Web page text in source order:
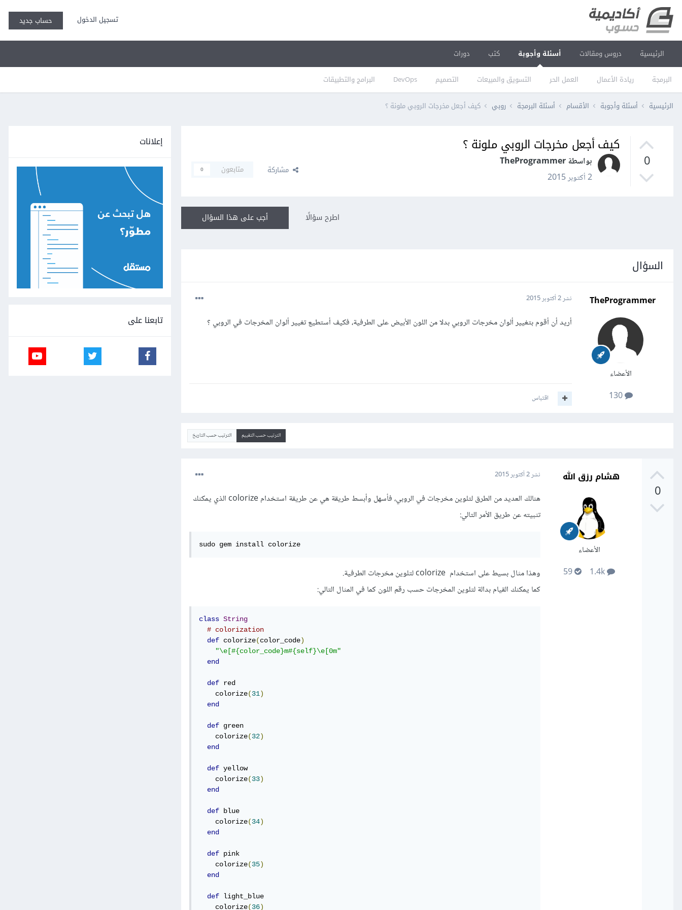
تسجيل الدخول حساب جديد
الرئيسية دروس ومقالات أسئلة وأجوبة
البرمجة ريادة الأعمال العمل الحر التسويق والمبيعات التصميم DevOps البرامج والتطبيقات
كتب دورات
الرئيسية أسئلة وأجوبة الأقسام أسئلة البرمجة روبي كيف أجعل مخرجات الروبي ملونة ؟
0
كيف أجعل مخرجات الروبي ملونة ؟
بواسطة TheProgrammer
2 أكتوبر 2015
مشاركة متابعون 0
أجب على هذا السؤال اطرح سؤالًا
السؤال
TheProgrammer
الأعضاء
130
نشر2 أكتوبر 2015
أريد أن أقوم بتغيير ألوان مخرجات الروبي بدلا من اللون الأبيض على الطرفية، فكيف أستطيع تغيير ألوان المخرجات في الروبي ؟
اقتباس
الترتيب حسب التقييم الترتيب حسب التاريخ
0
هشام رزق الله
الأعضاء
نشر2 أكتوبر 2015
هنالك العديد من الطرق لتلوين مخرجات في الروبي، فأسهل وأبسط طريقة هي عن طريقة استخدام colorize الذي يمكنك
تثبيته عن طريق الأمر التالي:
sudo gem install colorize
وهذا مثال بسيط على استخدام colorize لتلوين مخرجات الطرفية.
كما يمكنك القيام بدالة لتلوين المخرجات حسب رقم اللون كما في المثال التالي:
class String
# colorization
def colorize(color_code)
"\e[#{color_code}m#{self}\e[0m"
end
def red
    colorize
(31)
end
def green
    colorize
(32)
end
def yellow
    colorize
(33)
end
def blue
    colorize
(34)
end
def pink
    colorize
(35)
end
def light_blue
    colorize
(36)
إعلانات
تابعنا على